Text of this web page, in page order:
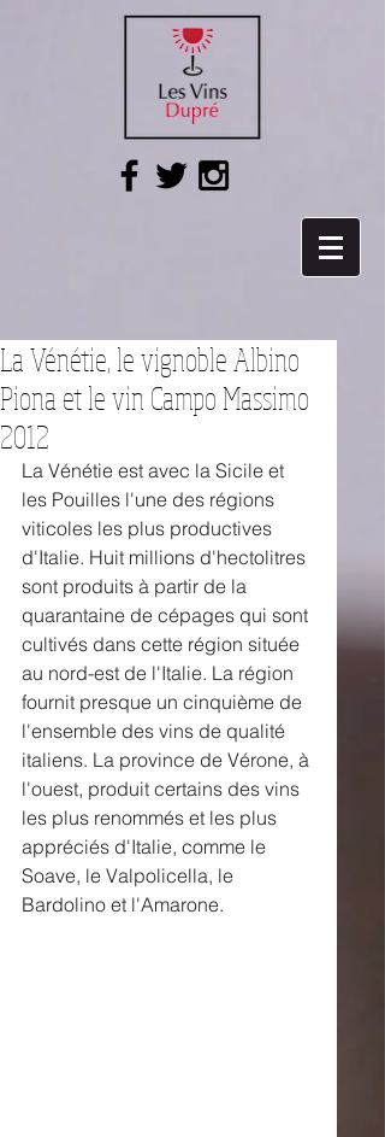
La Vénétie, le vignoble Albino
Piona et le vin Campo Massimo
2012
La Vénétie est avec la Sicile et
les Pouilles l'une des régions
viticoles les plus productives
d'Italie. Huit millions d'hectolitres
sont produits à partir de la
quarantaine de cépages qui sont
cultivés dans cette région située
au nord-est de l'Italie. La région
fournit presque un cinquième de
l'ensemble des vins de qualité
italiens. La province de Vérone, à
l'ouest, produit certains des vins
les plus renommés et les plus
appréciés d'Italie, comme le
Soave, le Valpolicella, le
Bardolino et l'Amarone.